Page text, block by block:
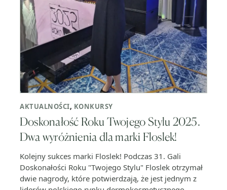
AKTUALNOŚCI, KONKURSY
Doskonałość Roku Twojego Stylu 2025.
Dwa wyróżnienia dla marki Floslek!
Kolejny sukces marki Floslek! Podczas 31. Gali
Doskonałości Roku "Twojego Stylu" Floslek otrzymał
dwie nagrody, które potwierdzają, że jest jednym z